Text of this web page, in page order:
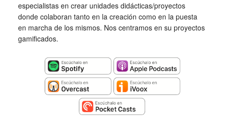
especialistas en crear unidades didácticas/proyectos
donde colaboran tanto en la creación como en la puesta
en marcha de los mismos. Nos centramos en su proyectos
gamificados.